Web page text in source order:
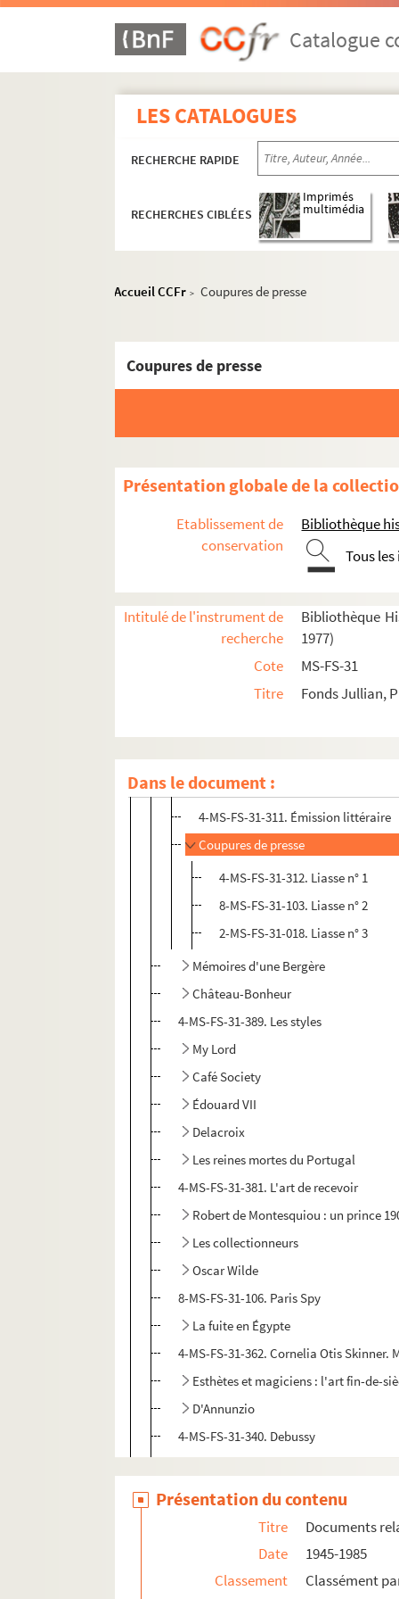
Catalogue
LES CATALOGUES
RECHERCHE RAPIDE
RECHERCHES CIBLÉES
Imprimés
multimédia
Accueil CCFr > Coupures de presse
Coupures de presse
Présentation globale de la
Etablissement de
conservation
Bibliothèque
Tous
Intitulé de l'instrument de
recherche
Bibliothèque
1977)
Cote
MS-FS-31
Titre
Fonds Jullian,
Dans le document :
Oeuvres graphiques
Correspondance
Papiers personnels
Documents relatifs à la publication des
4-MS-FS-31-300. Les meubles
Les Morot-Chandonneur
Gilberte retrouvée
4-MS-FS-31-304. Une blonde au Mexique
4-MS-FS-31-305. La Panama
4-MS-FS-31-306. Le cirque du Père-
4-MS-FS-31-307. La veuve du baronnet
Scraps
4-MS-FS-31-310. Contrat d'édition
4-MS-FS-31-311. Émission littéraire
Coupures de presse
4-MS-FS-31-312. Liasse n° 1
8-MS-FS-31-103. Liasse n° 2
2-MS-FS-31-018. Liasse n° 3
Mémoires d'une Bergère
Château-Bonheur
4-MS-FS-31-389. Les styles
My Lord
Café Society
Édouard VII
Delacroix
Les reines mortes du Portugal
4-MS-FS-31-381. L'art de recevoir
Robert de Montesquiou : un prince
Les collectionneurs
Oscar Wilde
8-MS-FS-31-106. Paris Spy
La fuite en Égypte
4-MS-FS-31-362. Cornelia Otis Skinner.
Esthètes et magiciens : l'art fin-de-
D'Annunzio
4-MS-FS-31-340. Debussy
4-MS-FS-31-341. Empress Eugénie
2-MS-FS-31-030. Angus Wilson. For
Les symbolistes
4-MS-FS-31-348. Les antiquaires
Présentation du contenu
Titre
Documents
Date
1945-1985
Classement
Classément